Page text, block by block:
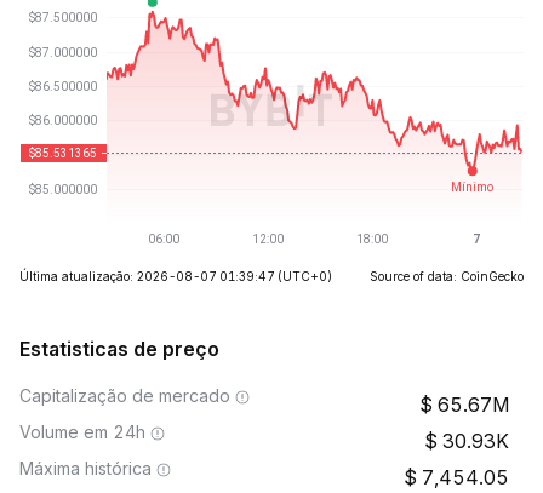
Última atualização: 2026-08-07 01:39:47 (UTC+0) Source of data: CoinGecko
Estatisticas de preço
Capitalização de mercado 65.67M
Volume em 24h 30.93K
Máxima histórica 7,454.05